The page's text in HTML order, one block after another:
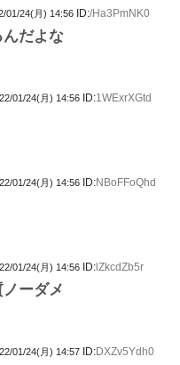
01/24(月) 14:56 ID:/Ha3PmNK0
んだよな
01/24(月) 14:56 ID:1WExrXGtd
01/24(月) 14:56 ID:NBoFFoQhd
01/24(月) 14:56 ID: lZkcdZb5r
ーダメ
01/24(月) 14:57 ID:DXZv5Ydh0